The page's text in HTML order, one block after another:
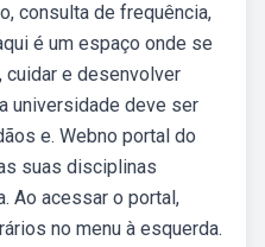
consulta de frequência,
é um espaço onde se
cuidar e desenvolver
universidade deve ser
e. Webno portal do
suas disciplinas
Ao acessar o portal,
no menu à esquerda.